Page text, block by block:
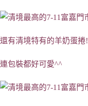
還有清境特有的羊奶蛋捲!
連包裝都好可愛^^